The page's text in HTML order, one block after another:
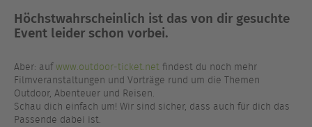
Höchstwahrscheinlich ist das von dir gesuchte
Event leider schon vorbei.
Aber: aufwww.outdoor-ticket.net findest du noch mehr
Filmveranstaltungen und Vorträge rund um die Themen
Outdoor, Abenteuer und Reisen.
Schau dich einfach um! Wir sind sicher, dass auch für dich das
Passende dabei ist.